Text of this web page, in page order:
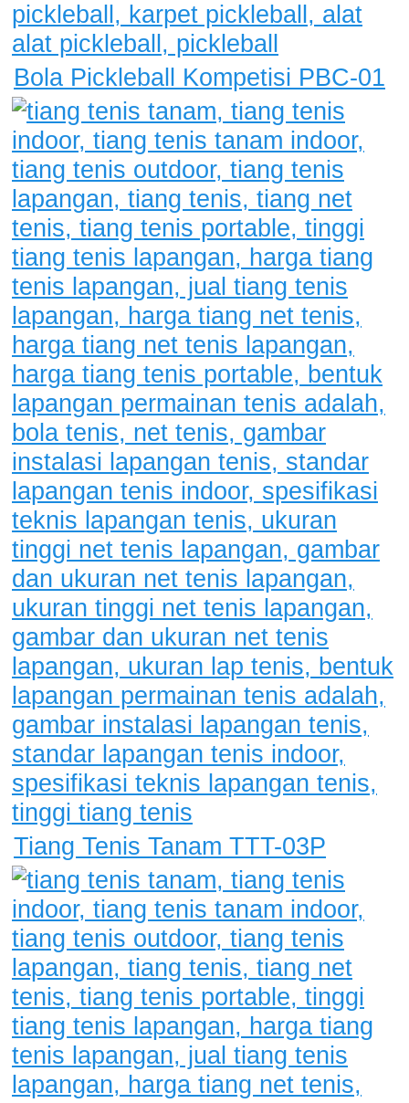
Bola Pickleball Kompetisi PBC-01
Tiang Tenis Tanam TTT-03P